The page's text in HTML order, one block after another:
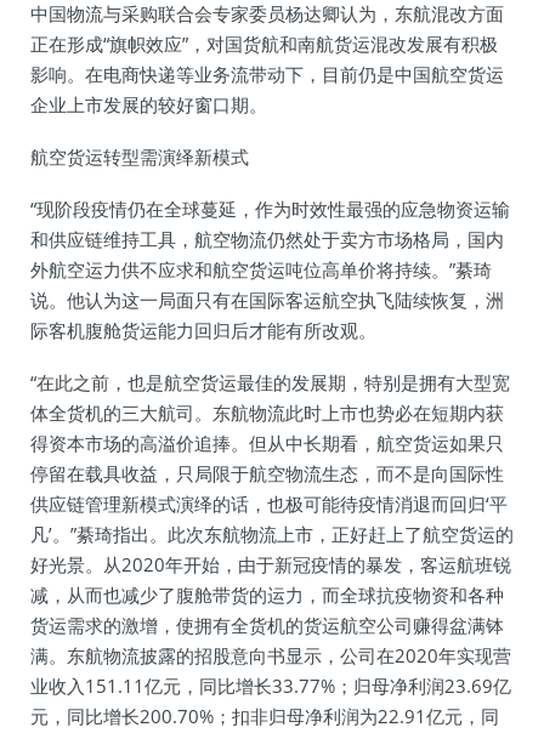
中国物流与采购联合会专家委员杨达卿认为，东航混改方面
正在形成“旗帜效应”，对国货航和南航货运混改发展有积极
影响。在电商快递等业务流带动下，目前仍是中国航空货运
企业上市发展的较好窗口期。
航空货运转型需演绎新模式
“现阶段疫情仍在全球蔓延，作为时效性最强的应急物资运输
和供应链维持工具，航空物流仍然处于卖方市场格局，国内
外航空运力供不应求和航空货运吨位高单价将持续。”綦琦
说。他认为这一局面只有在国际客运航空执飞陆续恢复，洲
际客机腹舱货运能力回归后才能有所改观。
“在此之前，也是航空货运最佳的发展期，特别是拥有大型宽
体全货机的三大航司。东航物流此时上市也势必在短期内获
得资本市场的高溢价追捧。但从中长期看，航空货运如果只
停留在载具收益，只局限于航空物流生态，而不是向国际性
供应链管理新模式演绎的话，也极可能待疫情消退而回归‘平
凡’。”綦琦指出。此次东航物流上市，正好赶上了航空货运的
好光景。从2020年开始，由于新冠疫情的暴发，客运航班锐
减，从而也减少了腹舱带货的运力，而全球抗疫物资和各种
货运需求的激增，使拥有全货机的货运航空公司赚得盆满钵
满。东航物流披露的招股意向书显示，公司在2020年实现营
业收入151.11亿元，同比增长33.77%；归母净利润23.69亿
元，同比增长200.70%；扣非归母净利润为22.91亿元，同